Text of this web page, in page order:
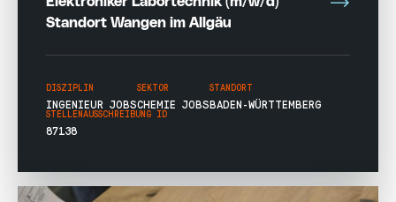
Standort Wangen im Allgäu
DISZIPLIN
INGENIEUR JOBS
SEKTOR
CHEMIE JOBS
STANDORT
BADEN-WÜRTTEMBERG
STELLENAUSSCHREIBUNG ID
87138